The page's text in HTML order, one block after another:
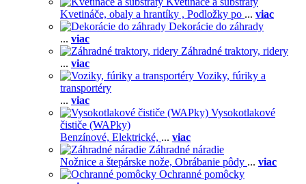
Kvetináče, obaly a hrantíky , Podložky po ... viac
Dekorácie do záhrady
... viac
Záhradné traktory, ridery
... viac
Voziky, fúriky a
transportéry
... viac
Vysokotlakové
čističe (WAPky)
Benzínové, Elektrické, ... viac
Záhradné náradie
Nožnice a štepárske nože, Obrábanie pôdy ... viac
Ochranné pomôcky